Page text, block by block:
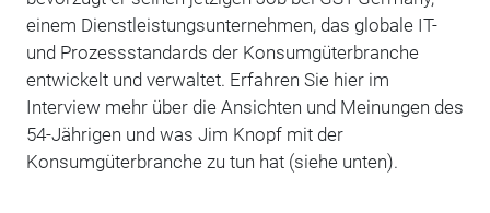
einem Dienstleistungsunternehmen, das globale IT-
und Prozessstandards der Konsumgüterbranche
entwickelt und verwaltet. Erfahren Sie hier im
Interview mehr über die Ansichten und Meinungen des
54-Jährigen und was Jim Knopf mit der
Konsumgüterbranche zu tun hat (siehe unten).